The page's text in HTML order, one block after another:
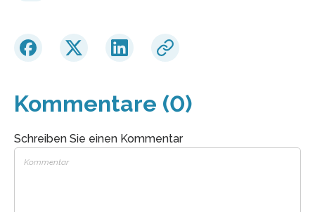
Kommentare (0)
Schreiben Sie einen Kommentar